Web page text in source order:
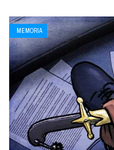
MEMORIA